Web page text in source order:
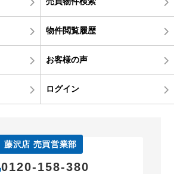
物件閲覧履歴
お客様の声
ログイン
藤沢店 売買営業部
0120-158-380